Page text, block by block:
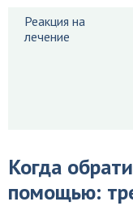
Реакция на
лечение
Когда
помощью: